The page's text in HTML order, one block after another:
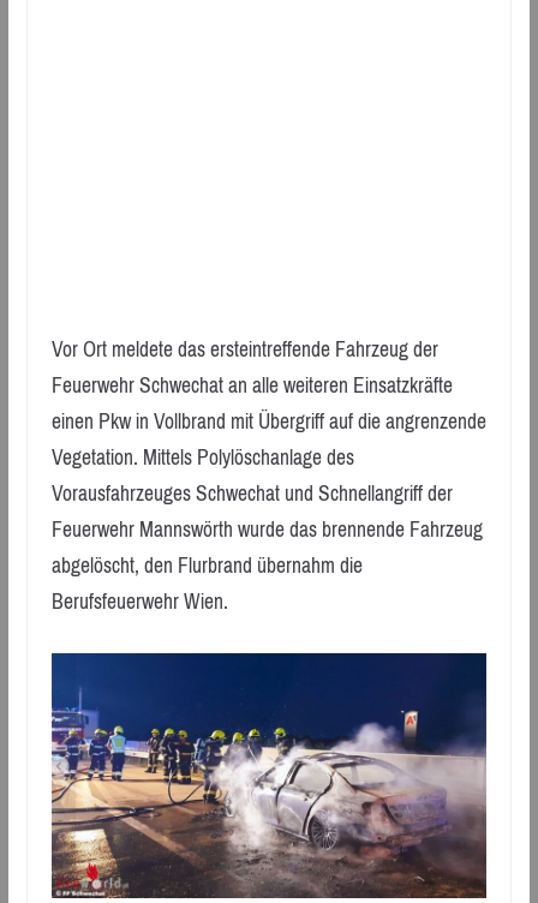
Vor Ort meldete das ersteintreffende Fahrzeug der
Feuerwehr Schwechat an alle weiteren Einsatzkräfte
einen Pkw in Vollbrand mit Übergriff auf die angrenzende
Vegetation. Mittels Polylöschanlage des
Vorausfahrzeuges Schwechat und Schnellangriff der
Feuerwehr Mannswörth wurde das brennende Fahrzeug
abgelöscht, den Flurbrand übernahm die
Berufsfeuerwehr Wien.